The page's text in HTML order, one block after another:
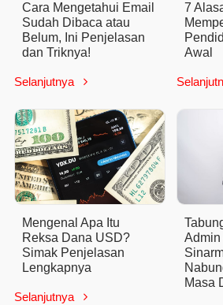
Cara Mengetahui Email
Sudah Dibaca atau
Belum, Ini Penjelasan
dan Triknya!
Selanjutnya 
7
Awal
Mengenal Apa Itu
Reksa Dana USD?
Simak Penjelasan
Lengkapnya
Selanjutnya 
Masa